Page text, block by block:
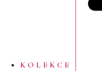
KOLEKCE